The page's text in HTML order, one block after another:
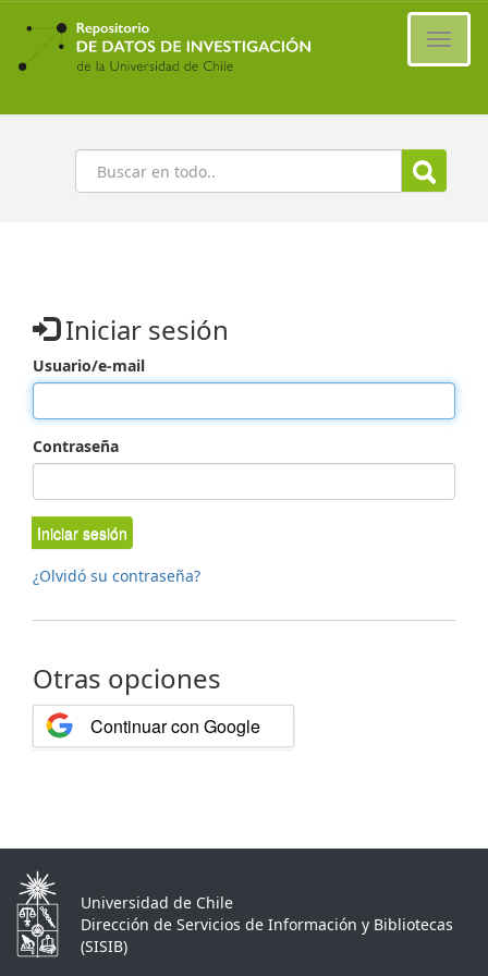
Ir
contenido
principal
Buscar
Iniciar sesión
Usuario/e-mail
Contraseña
Iniciar sesión
¿Olvidó su contraseña?
Otras opciones
Continuar con Google
Universidad de Chile
Dirección de Servicios de Información y Bibliotecas
(SISIB)